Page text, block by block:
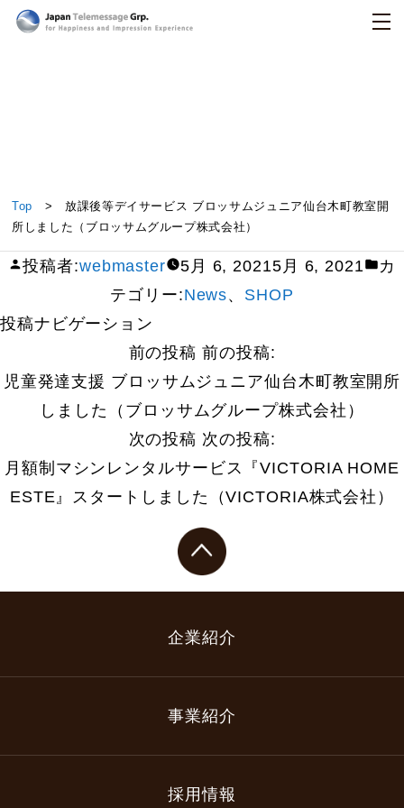
放課後等デイサービス ブロッサムジュニア仙台木町
教室開所しました（ブロッサムグループ株式会社）
Top > 放課後等デイサービス ブロッサムジュニア仙台木町教室開
所しました（ブロッサムグループ株式会社）
投稿者:webmaster 5月 6, 20215月 6, 2021
カ
テゴリー:News、 SHOP
投稿ナビゲーション
前の投稿 前の投稿:
児童発達支援 ブロッサムジュニア仙台木町教室開所
しました（ブロッサムグループ株式会社）
次の投稿 次の投稿:
月額制マシンレンタルサービス『VICTORIA HOME
ESTE』スタートしました（VICTORIA株式会社）
企業紹介
事業紹介
採用情報